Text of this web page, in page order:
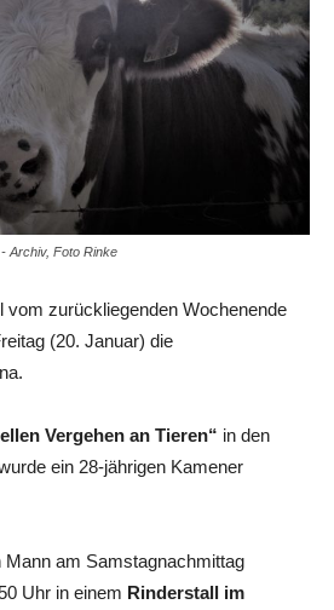
Archiv, Foto Rinke
vom zurückliegenden Wochenende
(20. Januar) die
Vergehen an Tieren“ in den
ein 28-jährigen Kamener
Mann am Samstagnachmittag
Uhr in einem Rinderstall im